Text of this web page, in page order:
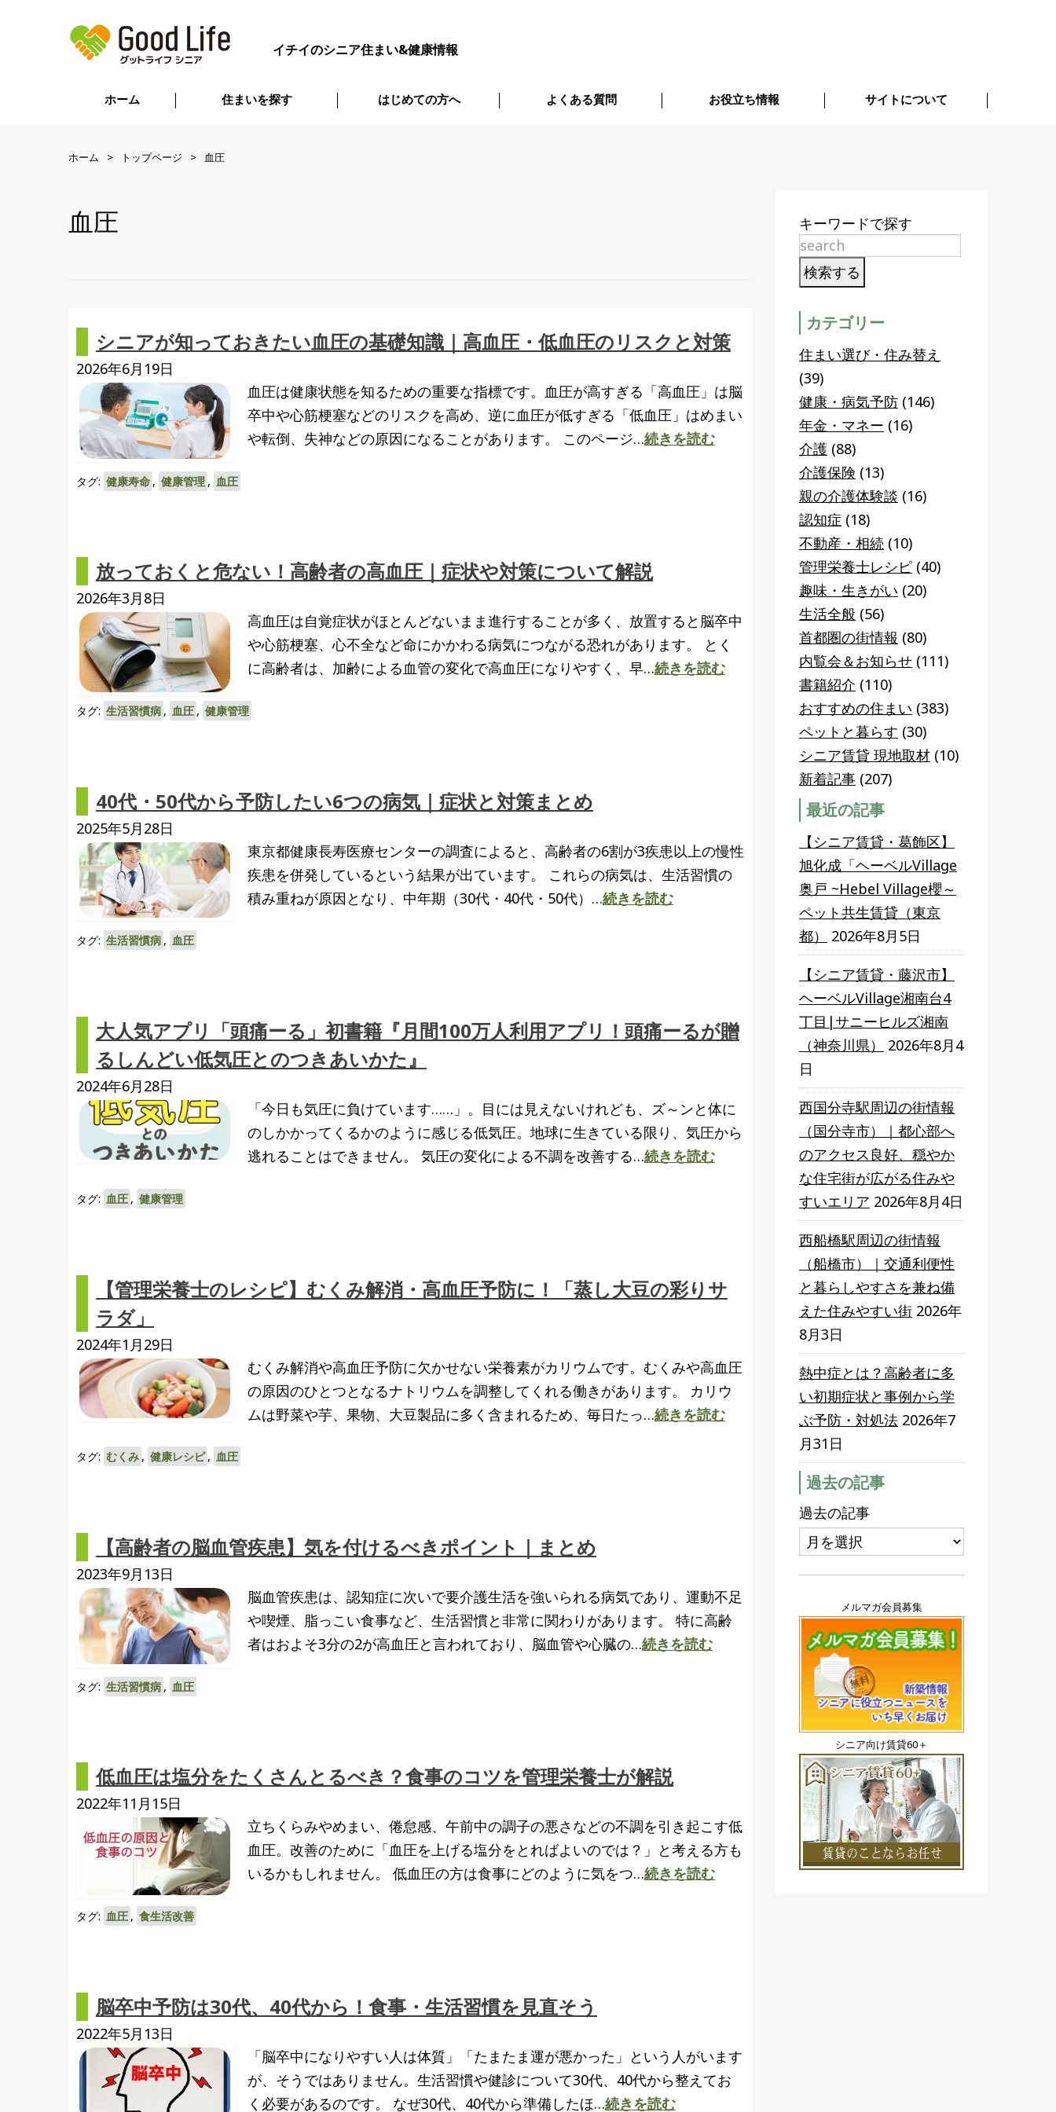
イチイのシニア住まい&健康情報
ホーム 住まいを探す はじめての方へ よくある質問 お役立ち情報 サイトについて
ホーム トップページ 血圧
血圧
シニアが知っておきたい血圧の基礎知識｜高血圧・低血圧のリスクと対策
2026年6月19日
血圧は健康状態を知るための重要な指標です。血圧が高すぎる「高血圧」は脳
卒中や心筋梗塞などのリスクを高め、逆に血圧が低すぎる「低血圧」はめまい
や転倒、失神などの原因になることがあります。 このページ…続きを読む
タグ: 健康寿命 , 健康管理 , 血圧
放っておくと危ない！高齢者の高血圧｜症状や対策について解説
2026年3月8日
高血圧は自覚症状がほとんどないまま進行することが多く、放置すると脳卒中
や心筋梗塞、心不全など命にかかわる病気につながる恐れがあります。 とく
に高齢者は、加齢による血管の変化で高血圧になりやすく、早…続きを読む
タグ: 生活習慣病 , 血圧 , 健康管理
40代・50代から予防したい6つの病気｜症状と対策まとめ
2025年5月28日
東京都健康長寿医療センターの調査によると、高齢者の6割が3疾患以上の慢性
疾患を併発しているという結果が出ています。 これらの病気は、生活習慣の
積み重ねが原因となり、中年期（30代・40代・50代）…続きを読む
タグ: 生活習慣病 , 血圧
大人気アプリ「頭痛ーる」初書籍『月間100万人利用アプリ！頭痛ーるが贈
るしんどい低気圧とのつきあいかた』
2024年6月28日
「今日も気圧に負けています……」。目には見えないけれども、ズ～ンと体に
のしかかってくるかのように感じる低気圧。地球に生きている限り、気圧から
逃れることはできません。 気圧の変化による不調を改善する…続きを読む
タグ: 血圧 , 健康管理
【管理栄養士のレシピ】むくみ解消・高血圧予防に！「蒸し大豆の彩りサ
ラダ」
2024年1月29日
むくみ解消や高血圧予防に欠かせない栄養素がカリウムです。むくみや高血圧
の原因のひとつとなるナトリウムを調整してくれる働きがあります。 カリウ
ムは野菜や芋、果物、大豆製品に多く含まれるため、毎日たっ…続きを読む
タグ: むくみ , 健康レシピ , 血圧
【高齢者の脳血管疾患】気を付けるべきポイント｜まとめ
2023年9月13日
脳血管疾患は、認知症に次いで要介護生活を強いられる病気であり、運動不足
や喫煙、脂っこい食事など、生活習慣と非常に関わりがあります。 特に高齢
者はおよそ3分の2が高血圧と言われており、脳血管や心臓の…続きを読む
タグ: 生活習慣病 , 血圧
低血圧は塩分をたくさんとるべき？食事のコツを管理栄養士が解説
2022年11月15日
立ちくらみやめまい、倦怠感、午前中の調子の悪さなどの不調を引き起こす低
血圧。改善のために「血圧を上げる塩分をとればよいのでは？」と考える方も
いるかもしれません。 低血圧の方は食事にどのように気をつ…続きを読む
タグ: 血圧 , 食生活改善
脳卒中予防は30代、40代から！食事・生活習慣を見直そう
2022年5月13日
「脳卒中になりやすい人は体質」「たまたま運が悪かった」という人がいます
が、そうではありません。生活習慣や健診について30代、40代から整えてお
く必要があるのです。 なぜ30代、40代から準備したほ…続きを読む
キーワードで探す
カテゴリー
住まい選び・住み替え
(39)
健康・病気予防 (146)
年金・マネー (16)
介護 (88)
介護保険 (13)
親の介護体験談 (16)
認知症 (18)
不動産・相続 (10)
管理栄養士レシピ (40)
趣味・生きがい (20)
生活全般 (56)
首都圏の街情報 (80)
内覧会＆お知らせ (111)
書籍紹介 (110)
おすすめの住まい (383)
ペットと暮らす (30)
シニア賃貸 現地取材 (10)
新着記事 (207)
最近の記事
【シニア賃貸・葛飾区】
旭化成「ヘーベルVillage
奥戸 ~Hebel Village櫻～
ペット共生賃貸（東京
都）
2026年8月5日
【シニア賃貸・藤沢市】
ヘーベルVillage湘南台4
丁目|サニーヒルズ湘南
（神奈川県）
2026年8月4
日
西国分寺駅周辺の街情報
（国分寺市）｜都心部へ
のアクセス良好、穏やか
な住宅街が広がる住みや
すいエリア 2026年8月4日
西船橋駅周辺の街情報
（船橋市）｜交通利便性
と暮らしやすさを兼ね備
えた住みやすい街 2026年
8月3日
熱中症とは？高齢者に多
い初期症状と事例から学
ぶ予防・対処法 2026年7
月31日
過去の記事
過去の記事
メルマガ会員募集
シニア向け賃貸60＋